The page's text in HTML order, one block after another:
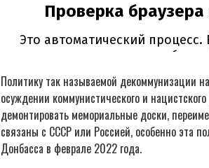
Политику так называемой декоммунизации
осуждении коммунистического и
демонтировать мемориальные доски,
связаны с СССР или Россией, особенно эта
Донбасса в феврале 2022 года.